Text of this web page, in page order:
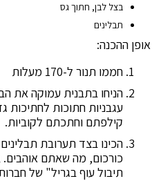
בצל לבן, חתוך גס
תבלינים
אופן ההכנה:
חממו תנור ל-170 מעלות
הניחו בתבנית עמוקה את
עגבניות חתוכות לחתיכות
קילפתם וחתכתם לקוביות.
הכינו בצד תערובת
כורכום, מה שאתם אוהבים.
תיבול עוף בגריל" של